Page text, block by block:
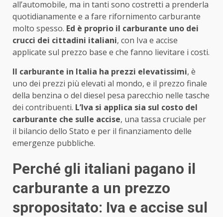
all’automobile, ma in tanti sono costretti a prenderla
quotidianamente e a fare rifornimento carburante
molto spesso. Ed è proprio il carburante uno dei
crucci dei cittadini italiani, con Iva e accise
applicate sul prezzo base e che fanno lievitare i costi.
Il carburante in Italia ha prezzi elevatissimi, è
uno dei prezzi più elevati al mondo, e il prezzo finale
della benzina o del diesel pesa parecchio nelle tasche
dei contribuenti. L’Iva si applica sia sul costo del
carburante che sulle accise, una tassa cruciale per
il bilancio dello Stato e per il finanziamento delle
emergenze pubbliche.
Perché gli italiani pagano il
carburante a un prezzo
spropositato: Iva e accise sul